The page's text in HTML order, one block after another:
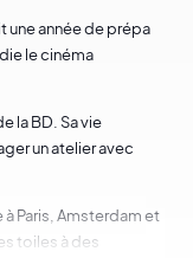
une année de prépa
le cinéma
la BD. Sa vie
un atelier avec
Paris, Amsterdam et
toiles à des